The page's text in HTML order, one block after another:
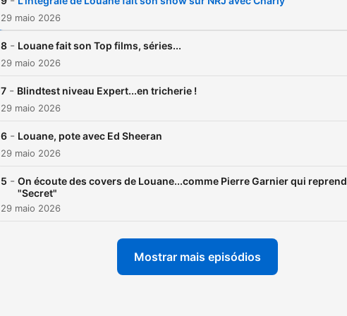
29 maio 2026
8 - Louane fait son Top films, séries...
29 maio 2026
7 - Blindtest niveau Expert...en tricherie !
29 maio 2026
6 - Louane, pote avec Ed Sheeran
29 maio 2026
5 - On écoute des covers de Louane...comme Pierre Garnier qui reprend
"Secret"
29 maio 2026
Mostrar mais episódios